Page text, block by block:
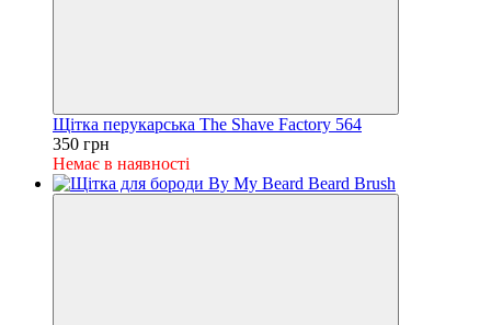
Щітка перукарська The Shave Factory 564
350 грн
Немає в наявності